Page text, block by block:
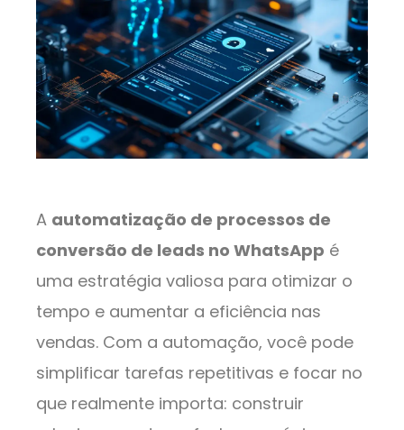
A automatização de processos de
conversão de leads no WhatsApp é
uma estratégia valiosa para otimizar o
tempo e aumentar a eficiência nas
vendas. Com a automação, você pode
simplificar tarefas repetitivas e focar no
que realmente importa: construir